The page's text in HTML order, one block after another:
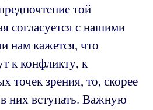
той
согласуется с нашими
нам кажется, что
к конфликту, к
точек зрения, то, скорее
них вступать. Важную